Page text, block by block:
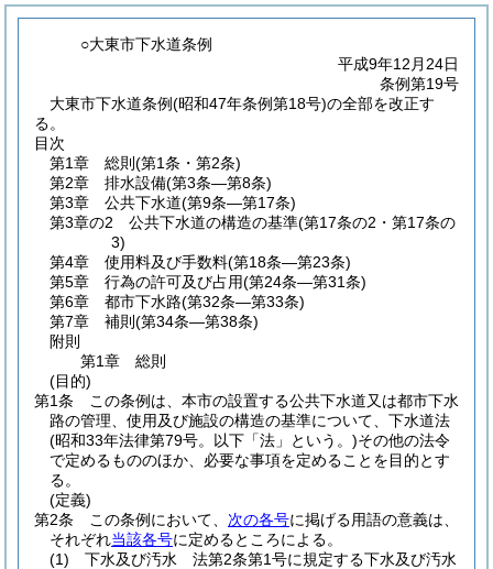
○大東市下水道条例
平成9年12月24日
条例第19号
大東市下水道条例(昭和47年条例第18号)の全部を改正す
る。
目次
第1章
総則 (第1条・第2条)
第2章
排水設備(第3条―第8条)
第3章
公共下水道(第9条―第17条)
第3章の2
公共下水道の構造の基準(第17条の2・第17条の
3)
第4章
使用料及び手数料(第18条―第23条)
第5章
行為の許可及び占用(第24条―第31条)
第6章
都市下水路(第32条―第33条)
第7章
補則 (第34条―第38条)
附則
第1章
総則
(目的)
第1条
この条例は、本市の設置する公共下水道又は都市下水
路の管理、使用及び施設の構造の基準について、下水道法
(昭和33年法律第79号。以下「法」という。)その他の法令
で定めるもののほか、必要な事項を定めることを目的とす
る。
(定義)
第2条
この条例において、 次の各号に掲げる用語の意義は、
それぞれ当該各号に定めるところによる。
(1)
下水及び汚水 法第2条第1号に規定する下水及び汚水